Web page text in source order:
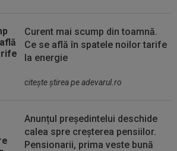
Curent mai scump din toamnă.
Ce se află în spatele noilor tarife
la energie
citeşte ştirea pe adevarul.ro
Anunțul președintelui deschide
calea spre creșterea pensiilor.
Pensionarii, prima veste bună